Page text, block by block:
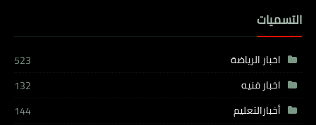
التسميات
اخبار الرياضة
523
اخبار فنيه
132
أخبارالتعليم
144